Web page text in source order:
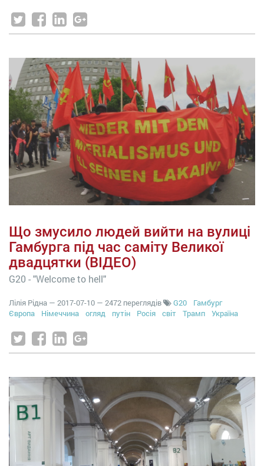
Що змусило людей вийти на вулиці
Гамбурга під час саміту Великої
двадцятки (ВІДЕО)
G20 - "Welcome to hell"
Лілія Рідна — 2017-07-10 — 2472 переглядів G20
Гамбург
Європа
Німеччина огляд путін Росія світ Трамп Україна